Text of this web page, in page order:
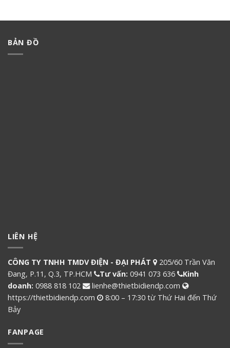
BẢN ĐỒ
LIÊN HỆ
CÔNG TY TNHH TMDV ĐIỆN - ĐẠI PHÁT
205/60 Trần Văn
Đang, P.11, Q.3, TP.HCM
Tư vấn: 0941 073 636
Kinh
doanh: 0988 818 102
lienhe@thietbidiendp.com
https://thietbidiendp.com
8:00 – 17:30 từ Thứ Hai đến Thứ
Bảy
FANPAGE